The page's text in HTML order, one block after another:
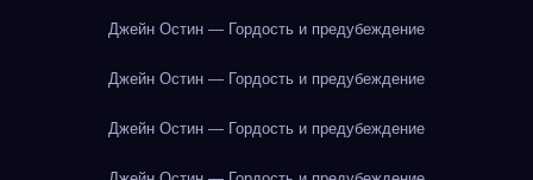
Джейн Остин — Гордость и предубеждение
Джейн Остин — Гордость и предубеждение
Джейн Остин — Гордость и предубеждение